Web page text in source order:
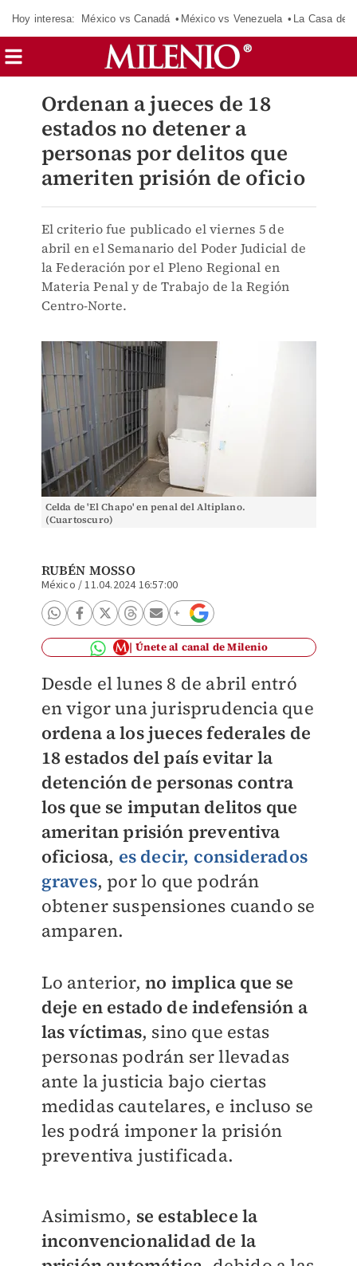
Hoy interesa: México vs Canadá México vs Venezuela La Casa de
Ordenan a jueces de 18
estados no detener a
personas por delitos que
ameriten prisión de oficio
El criterio fue publicado el viernes 5 de
abril en el Semanario del Poder Judicial de
la Federación por el Pleno Regional en
Materia Penal y de Trabajo de la Región
Centro-Norte.
Celda de 'El Chapo' en penal del Altiplano.
(Cuartoscuro)
RUBÉN MOSSO
México /11.04.2024 16:57:00
Únete al canal de Milenio
Desde el lunes 8 de abril entró
en vigor una jurisprudencia que
ordena a los jueces federales de
18 estados del país evitar la
detención de personas contra
los que se imputan delitos que
ameritan prisión preventiva
oficiosa, es decir, considerados
graves, por lo que podrán
obtener suspensiones cuando se
amparen.
Lo anterior,no implica que se
deje en estado de indefensión a
las víctimas, sino que estas
personas podrán ser llevadas
ante la justicia bajo ciertas
medidas cautelares, e incluso se
les podrá imponer la prisión
preventiva justificada.
Asimismo, se establece la
inconvencionalidad de la